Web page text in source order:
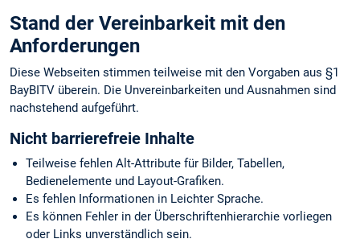
Stand der Vereinbarkeit mit den
Anforderungen
Diese Webseiten stimmen teilweise mit den Vorgaben aus §1
BayBITV überein. Die Unvereinbarkeiten und Ausnahmen sind
nachstehend aufgeführt.
Nicht barrierefreie Inhalte
Teilweise fehlen Alt-Attribute für Bilder, Tabellen,
Bedienelemente und Layout-Grafiken.
Es fehlen Informationen in Leichter Sprache.
Es können Fehler in der Überschriftenhierarchie vorliegen
oder Links unverständlich sein.